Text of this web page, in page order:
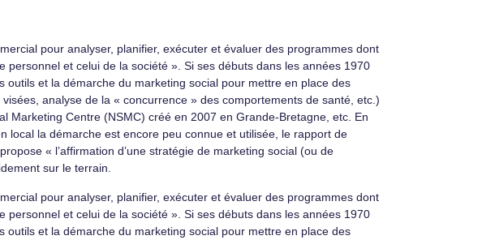
pour analyser, planifier, exécuter et évaluer des programmes dont
personnel et celui de la société ». Si ses débuts dans les années 1970
outils et la démarche du marketing social pour mettre en place des
analyse de la « concurrence » des comportements de santé, etc.)
Marketing Centre (NSMC) créé en 2007 en Grande-Bretagne, etc. En
local la démarche est encore peu connue et utilisée, le rapport de
« l’affirmation d’une stratégie de marketing social (ou de
sur le terrain.
pour analyser, planifier, exécuter et évaluer des programmes dont
personnel et celui de la société ». Si ses débuts dans les années 1970
outils et la démarche du marketing social pour mettre en place des